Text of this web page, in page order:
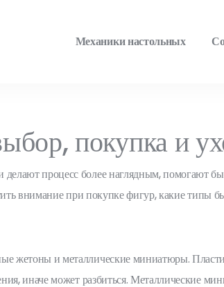
Механики настольных
покупка и
процесс более наглядным, помогают
внимание при покупке фигур, какие типы
жетоны и металлические миниатюры.
иначе может разбиться. Металлические